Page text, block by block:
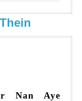
Nan Aye